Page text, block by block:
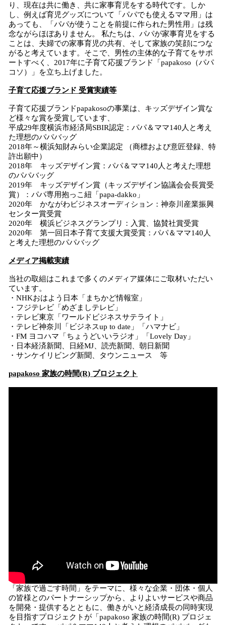
り、現在は共に働き、共に家事育児をする時代です。しか
し、例えば育児グッズについて「パパでも使えるママ用」は
あっても、「パパが使うことを前提に作られた男性用」は残
念ながらほぼありません。 私たちは、パパが家事育児をする
ことは、夫婦での家事育児の共有、そして家族の笑顔につな
がると考えています。そこで、男性の主体的な子育てをサポ
ートすべく、2017年に子育て応援ブランド「papakoso（パパ
コソ）」を立ち上げました。
子育て応援ブランド 受賞実績等
子育て応援ブランドpapakosoの事業は、キッズデザイン賞な
ど様々な賞を受賞しています、
平成29年度横浜市経済局SBIR認定：パパ＆ママ140人と考え
た理想のパパバッグ
2018年～横浜知財みらい企業認定 （商標および意匠登録、特
許出願中）
2018年 キッズデザイン賞：パパ＆ママ140人と考えた理想
のパパバッグ
2019年 キッズデザイン賞（キッズデザイン協議会会長賞受
賞）：パパ専用抱っこ紐「papa-dakko」
2020年 かながわビジネスオーディション：神奈川産業振興
センター賞受賞
2020年 横浜ビジネスグランプリ：入賞、協賛社賞受賞
2020年 第一回日本子育て支援大賞受賞：パパ＆ママ140人
と考えた理想のパパバッグ
メディア掲載実績
当社の取組はこれまで多くのメディア媒体にご取材いただい
ています。
・NHKおはよう日本「まちかど情報室」
・フジテレビ「めざましテレビ」
・テレビ東京「ワールドビジネスサテライト」
・テレビ神奈川「ビジネスup to date」「ハマナビ」
・FM ヨコハマ「ちょうどいいラジオ」「Lovely Day」
・日本経済新聞、日経MJ、読売新聞、朝日新聞
・サンケイリビング新聞、タウンニュース 等
papakoso 家族の時間(R) プロジェクト
「家族で過ごす時間」をテーマに、様々な企業・団体・個人
の皆様とのパートナーシップから、よりよいサービスや商品
を開発・提供するとともに、働きがいと経済成長の同時実現
を目指すプロジェクトが「papakoso 家族の時間(R) プロジェ